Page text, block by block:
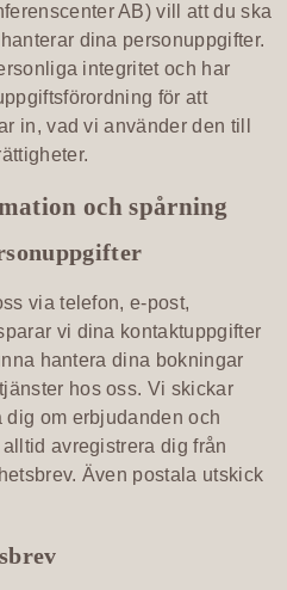
AB) vill att du ska
dina personuppgifter.
integritet och har
för att
in, vad vi använder den till
och spårning
via telefon, e-post,
vi dina kontaktuppgifter
hantera dina bokningar
hos oss. Vi skickar
dig om erbjudanden och
avregistrera dig från
Även postala utskick